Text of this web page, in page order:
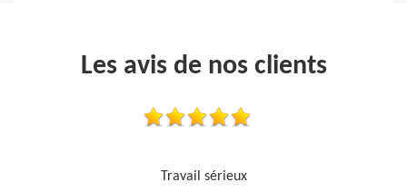
Les avis de nos clients
Je recommande, top !!